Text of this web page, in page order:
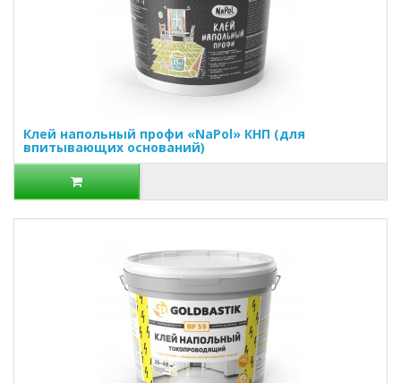
Клей напольный профи «NaPol» КНП (для
впитывающих оснований)